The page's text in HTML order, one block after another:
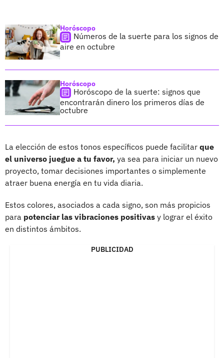
Horóscopo
Números de la suerte para los signos de
aire en octubre
Horóscopo
Horóscopo de la suerte: signos que
encontrarán dinero los primeros días de
octubre
La elección de estos tonos específicos puede facilitar que
el universo juegue a tu favor, ya sea para iniciar un nuevo
proyecto, tomar decisiones importantes o simplemente
atraer buena energía en tu vida diaria.
Estos colores, asociados a cada signo, son más propicios
para potenciar las vibraciones positivas y lograr el éxito
en distintos ámbitos.
PUBLICIDAD